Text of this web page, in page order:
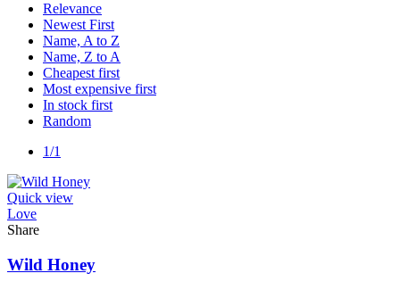
Manufacturers
View products1
Relevance
Newest First
Name, A to Z
Name, Z to A
Cheapest first
Most expensive first
In stock first
Random
1/1
Quick view
Love
Share
Wild Honey